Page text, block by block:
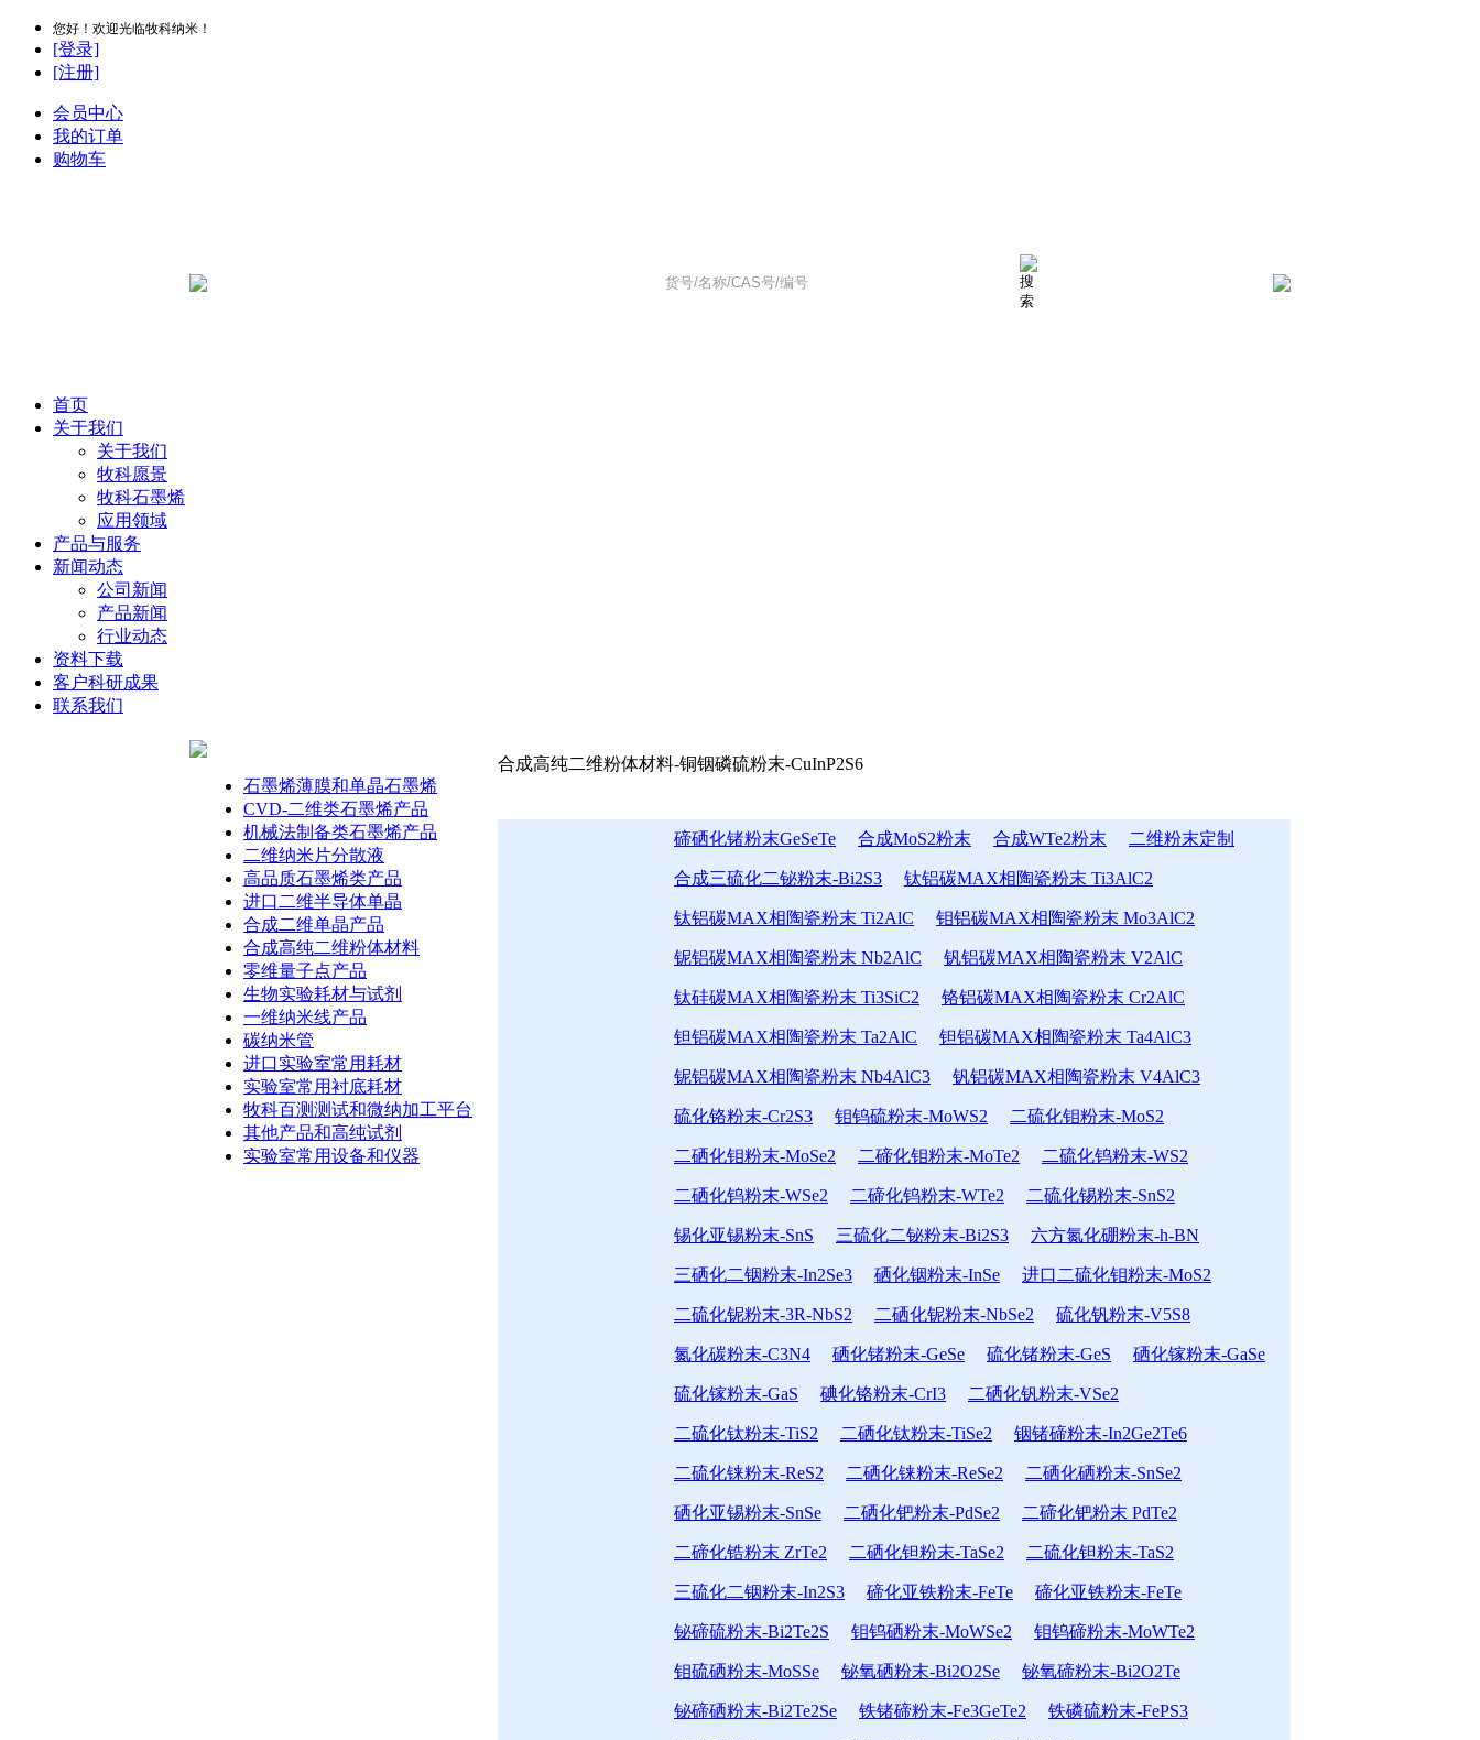
您好！欢迎光临牧科纳米！
[登录]
[注册]
会员中心
我的订单
购物车
首页
关于我们
关于我们
牧科愿景
牧科石墨烯
应用领域
产品与服务
新闻动态
公司新闻
产品新闻
行业动态
资料下载
客户科研成果
联系我们
石墨烯薄膜和单晶石墨烯
CVD-二维类石墨烯产品
机械法制备类石墨烯产品
二维纳米片分散液
高品质石墨烯类产品
进口二维半导体单晶
合成二维单晶产品
合成高纯二维粉体材料
零维量子点产品
生物实验耗材与试剂
一维纳米线产品
碳纳米管
进口实验室常用耗材
实验室常用衬底耗材
牧科百测测试和微纳加工平台
其他产品和高纯试剂
实验室常用设备和仪器
合成高纯二维粉体材料-铜铟磷硫粉末-CuInP2S6
碲硒化锗粉末GeSeTe 合成MoS2粉末 合成WTe2粉末 二维粉末定制
合成三硫化二铋粉末-Bi2S3 钛铝碳MAX相陶瓷粉末 Ti3AlC2
钛铝碳MAX相陶瓷粉末 Ti2AlC 钼铝碳MAX相陶瓷粉末 Mo3AlC2
铌铝碳MAX相陶瓷粉末 Nb2AlC 钒铝碳MAX相陶瓷粉末 V2AlC
钛硅碳MAX相陶瓷粉末 Ti3SiC2 铬铝碳MAX相陶瓷粉末 Cr2AlC
钽铝碳MAX相陶瓷粉末 Ta2AlC 钽铝碳MAX相陶瓷粉末 Ta4AlC3
铌铝碳MAX相陶瓷粉末 Nb4AlC3 钒铝碳MAX相陶瓷粉末 V4AlC3
硫化铬粉末-Cr2S3 钼钨硫粉末-MoWS2 二硫化钼粉末-MoS2
二硒化钼粉末-MoSe2 二碲化钼粉末-MoTe2 二硫化钨粉末-WS2
二硒化钨粉末-WSe2 二碲化钨粉末-WTe2 二硫化锡粉末-SnS2
锡化亚锡粉末-SnS 三硫化二铋粉末-Bi2S3 六方氮化硼粉末-h-BN
三硒化二铟粉末-In2Se3 硒化铟粉末-InSe 进口二硫化钼粉末-MoS2
二硫化铌粉末-3R-NbS2 二硒化铌粉末-NbSe2 硫化钒粉末-V5S8
氮化碳粉末-C3N4 硒化锗粉末-GeSe 硫化锗粉末-GeS 硒化镓粉末-GaSe
硫化镓粉末-GaS 碘化铬粉末-CrI3 二硒化钒粉末-VSe2
二硫化钛粉末-TiS2 二硒化钛粉末-TiSe2 铟锗碲粉末-In2Ge2Te6
二硫化铼粉末-ReS2 二硒化铼粉末-ReSe2 二硒化硒粉末-SnSe2
硒化亚锡粉末-SnSe 二硒化钯粉末-PdSe2 二碲化钯粉末 PdTe2
二碲化锆粉末 ZrTe2 二硒化钽粉末-TaSe2 二硫化钽粉末-TaS2
三硫化二铟粉末-In2S3 碲化亚铁粉末-FeTe 碲化亚铁粉末-FeTe
铋碲硫粉末-Bi2Te2S 钼钨硒粉末-MoWSe2 钼钨碲粉末-MoWTe2
钼硫硒粉末-MoSSe 铋氧硒粉末-Bi2O2Se 铋氧碲粉末-Bi2O2Te
铋碲硒粉末-Bi2Te2Se 铁锗碲粉末-Fe3GeTe2 铁磷硫粉末-FePS3